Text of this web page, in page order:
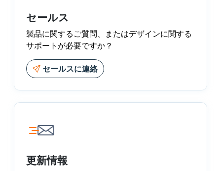
セールス
製品に関するご質問、またはデザインに関する
サポートが必要ですか？
セールスに連絡
更新情報